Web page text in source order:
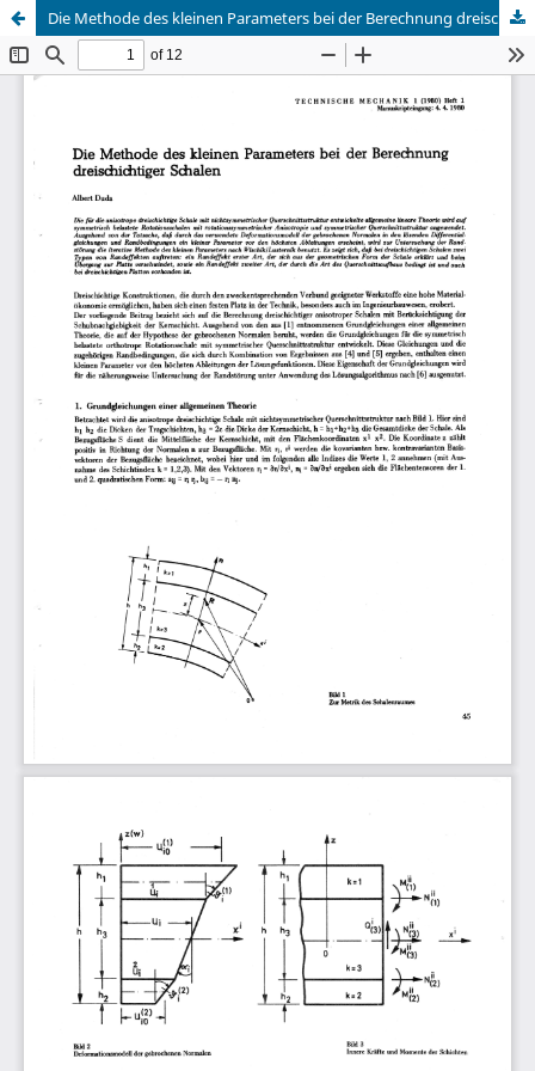
Die Methode des kleinen Parameters bei der Berechnung dreischichtiger Schalen